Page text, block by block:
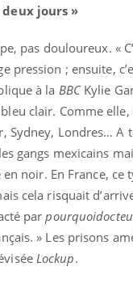
jours »
pas douloureux. «
pression ; ensuite,
à la BBCKylie
clair. Comme
Sydney, Londres… A
gangs mexicains
noir. En France,
cela risquait
par
» Les prisons
Lockup.